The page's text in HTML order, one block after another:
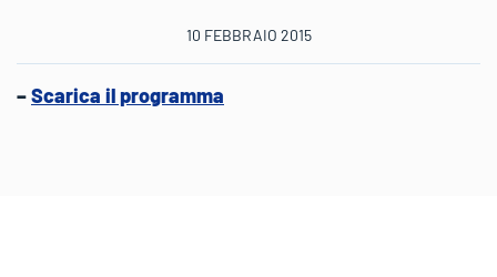
10 FEBBRAIO 2015
–Scarica il programma